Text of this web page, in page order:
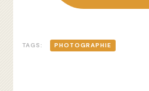
TAGS: PHOTOGRAPHIE